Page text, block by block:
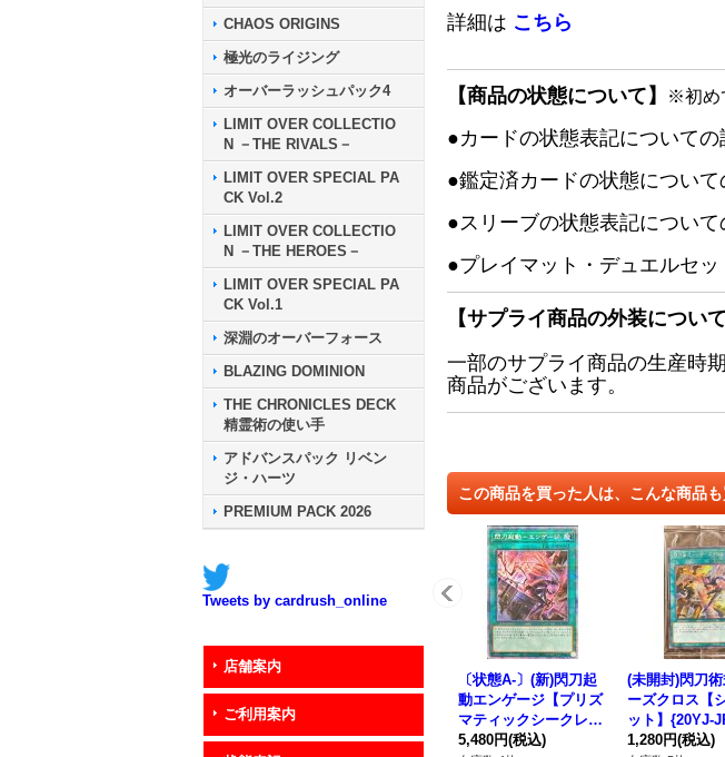
CHAOS ORIGINS
極光のライジング
オーバーラッシュパック4
LIMIT OVER COLLECTIO
N －THE RIVALS－
LIMIT OVER SPECIAL PA
CK Vol.2
LIMIT OVER COLLECTIO
N －THE HEROES－
LIMIT OVER SPECIAL PA
CK Vol.1
深淵のオーバーフォース
BLAZING DOMINION
THE CHRONICLES DECK
精霊術の使い手
アドバンスパック リベン
ジ・ハーツ
PREMIUM PACK 2026
Tweets by cardrush_online
店舗案内
ご利用案内
詳細は こちら
【商品の状態について】 ※初め
●カードの状態表記についての
●鑑定済カードの状態について
●スリーブの状態表記について
●プレイマット・デュエルセ
【サプライ商品の外装について
一部のサプライ商品の生産時
商品がございます。
この商品を買った人は、こんな商品
〔状態A-〕(新)閃刀起
動エンゲージ【プリズ
マティックシークレッ
ト】{SLF1-JP043}
5,480円(税込)
(未開封)閃刀
ーズクロス【
ット】{20YJ-
《魔法》
1,280円(税込)